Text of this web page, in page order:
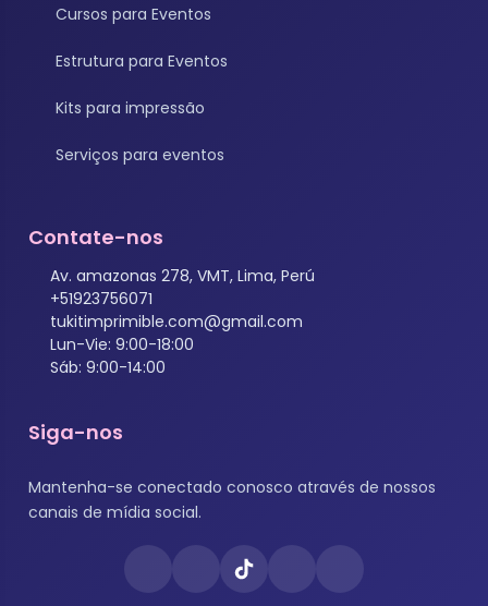
Cursos para Eventos
Estrutura para Eventos
Kits para impressão
Serviços para eventos
Contate-nos
Av. amazonas 278, VMT, Lima, Perú
+51923756071
tukitimprimible.com@gmail.com
Lun-Vie: 9:00-18:00
Sáb: 9:00-14:00
Siga-nos
Mantenha-se conectado conosco através de nossos
canais de mídia social.